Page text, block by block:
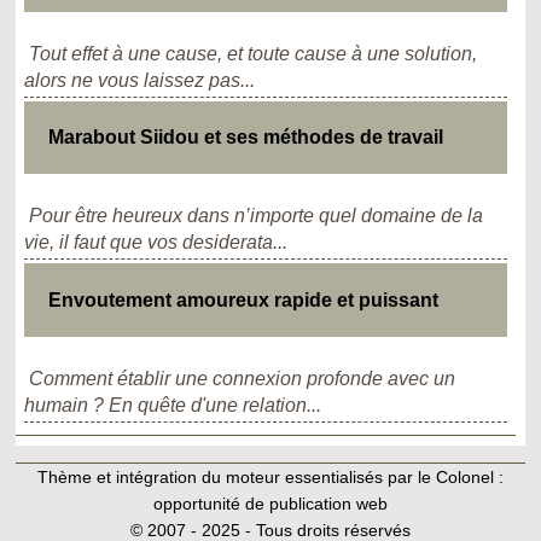
Tout effet à une cause, et toute cause à une solution,
alors ne vous laissez pas...
Marabout Siidou et ses méthodes de travail
Pour être heureux dans n’importe quel domaine de la
vie, il faut que vos desiderata...
Envoutement amoureux rapide et puissant
Comment établir une connexion profonde avec un
humain ? En quête d'une relation...
Thème et intégration du moteur essentialisés par le Colonel :
opportunité de publication web
© 2007 - 2025 - Tous droits réservés